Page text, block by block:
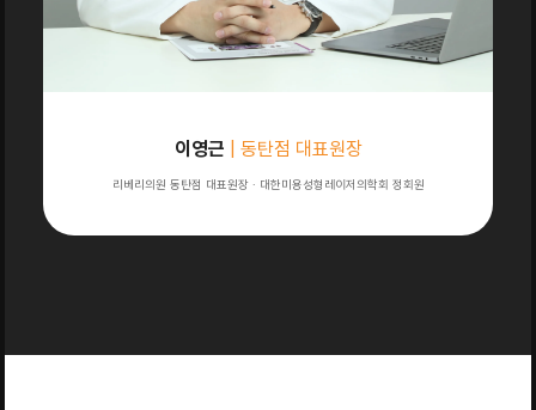
이영근 | 동탄점 대표원장
리베리의원 동탄점 대표원장 · 대한미용성형레이저의학회 정회원